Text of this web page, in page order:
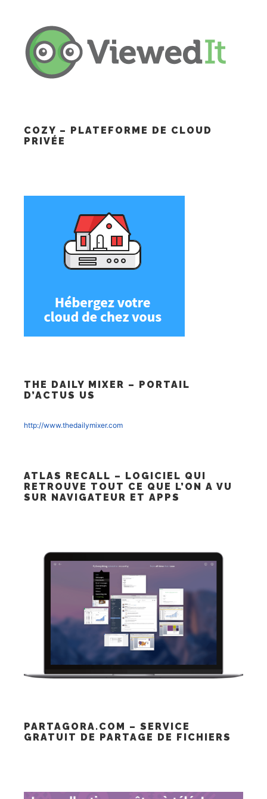
COZY – PLATEFORME DE CLOUD
PRIVÉE
THE DAILY MIXER – PORTAIL
D’ACTUS US
http://www.thedailymixer.com
ATLAS RECALL – LOGICIEL QUI
RETROUVE TOUT CE QUE L’ON A VU
SUR NAVIGATEUR ET APPS
PARTAGORA.COM – SERVICE
GRATUIT DE PARTAGE DE FICHIERS